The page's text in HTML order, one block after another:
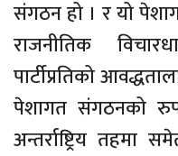
संगठन हो । र यो
राजनीतिक
पार्टीप्रतिको
पेशागत संगठनको
अन्तर्राष्ट्रिय